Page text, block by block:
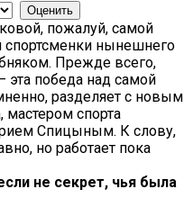
пожалуй, самой
спортсменки нынешнего
Прежде всего,
эта победа над самой
разделяет с новым
мастером спорта
Спицыным. К слову,
но работает пока
не секрет, чья была